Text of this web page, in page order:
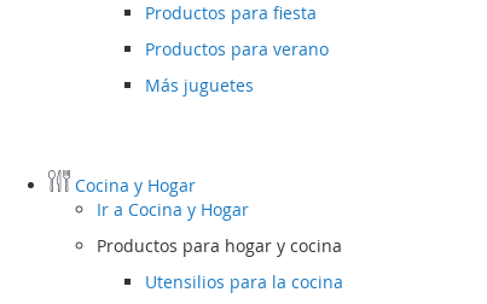
Productos para fiesta
Productos para verano
Más juguetes
Cocina y Hogar
Ir a Cocina y Hogar
Productos para hogar y cocina
Utensilios para la cocina